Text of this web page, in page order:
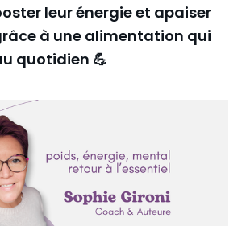
leurénergieet apaiser
à une alimentation qui
quotidien 💪